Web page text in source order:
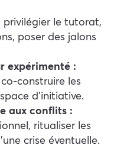
privilégier le tutorat,
poser des jalons
expérimenté :
construire les
d’initiative.
aux conflits :
ritualiser les
crise éventuelle.